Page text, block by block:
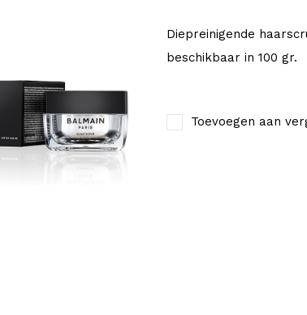
Diepreinigende
beschikbaar in 100 gr.
Toevoegen aan